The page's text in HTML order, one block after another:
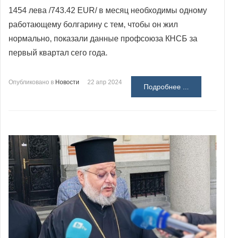
1454 лева /743.42 EUR/ в месяц необходимы одному
работающему болгарину с тем, чтобы он жил
нормально, показали данные профсоюза КНСБ за
первый квартал сего года.
Опубликовано в Новости 22 апр 2024
Подробнее ...